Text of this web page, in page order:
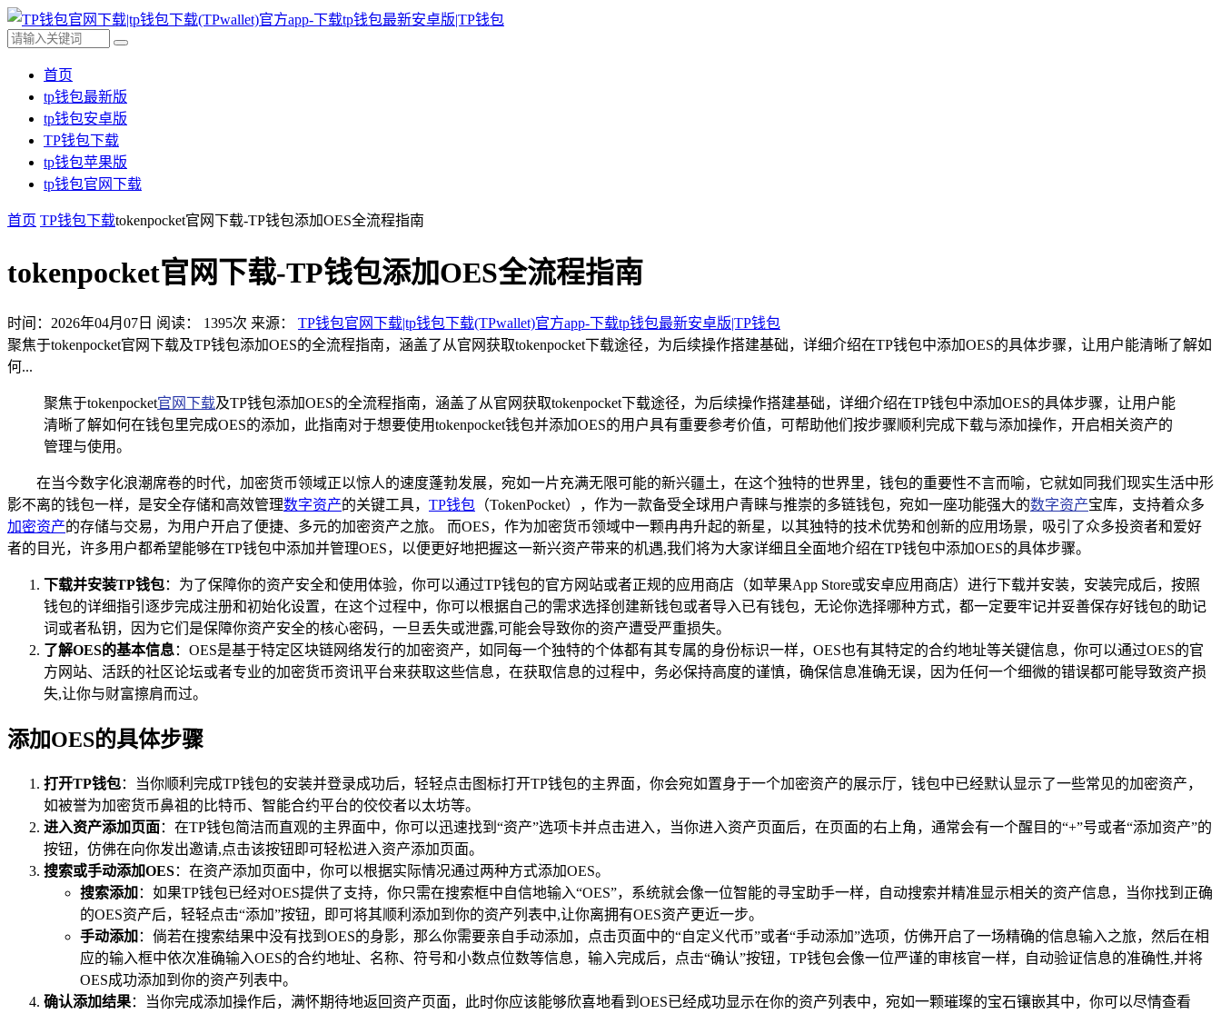
首页
tp钱包最新版
tp钱包安卓版
TP钱包下载
tp钱包苹果版
tp钱包官网下载
首页 TP钱包下载tokenpocket官网下载-TP钱包添加OES全流程指南
tokenpocket官网下载-TP钱包添加OES全流程指南
时间：2026年04月07日 阅读： 1395次 来源： TP钱包官网下载|tp钱包下载(TPwallet)官方app-下载tp钱包最新安卓版|TP钱包
聚焦于tokenpocket官网下载及TP钱包添加OES的全流程指南，涵盖了从官网获取tokenpocket下载途径，为后续操作搭建基础，详细介绍在TP钱包中添加OES的具体步骤，让用户能清晰了解如
何...
聚焦于tokenpocket官网下载及TP钱包添加OES的全流程指南，涵盖了从官网获取tokenpocket下载途径，为后续操作搭建基础，详细介绍在TP钱包中添加OES的具体步骤，让用户能
清晰了解如何在钱包里完成OES的添加，此指南对于想要使用tokenpocket钱包并添加OES的用户具有重要参考价值，可帮助他们按步骤顺利完成下载与添加操作，开启相关资产的
管理与使用。
在当今数字化浪潮席卷的时代，加密货币领域正以惊人的速度蓬勃发展，宛如一片充满无限可能的新兴疆土，在这个独特的世界里，钱包的重要性不言而喻，它就如同我们现实生活中形
影不离的钱包一样，是安全存储和高效管理数字资产的关键工具， TP钱包 （TokenPocket），作为一款备受全球用户青睐与推崇的多链钱包，宛如一座功能强大的数字资产宝库，支持着众多
加密资产的存储与交易，为用户开启了便捷、多元的加密资产之旅。 而OES，作为加密货币领域中一颗冉冉升起的新星，以其独特的技术优势和创新的应用场景，吸引了众多投资者和爱好
者的目光，许多用户都希望能够在TP钱包中添加并管理OES，以便更好地把握这一新兴资产带来的机遇,我们将为大家详细且全面地介绍在TP钱包中添加OES的具体步骤。
下载并安装TP钱包：为了保障你的资产安全和使用体验，你可以通过TP钱包的官方网站或者正规的应用商店（如苹果App Store或安卓应用商店）进行下载并安装，安装完成后，按照
钱包的详细指引逐步完成注册和初始化设置，在这个过程中，你可以根据自己的需求选择创建新钱包或者导入已有钱包，无论你选择哪种方式，都一定要牢记并妥善保存好钱包的助记
词或者私钥，因为它们是保障你资产安全的核心密码，一旦丢失或泄露,可能会导致你的资产遭受严重损失。
了解OES的基本信息：OES是基于特定区块链网络发行的加密资产，如同每一个独特的个体都有其专属的身份标识一样，OES也有其特定的合约地址等关键信息，你可以通过OES的官
方网站、活跃的社区论坛或者专业的加密货币资讯平台来获取这些信息，在获取信息的过程中，务必保持高度的谨慎，确保信息准确无误，因为任何一个细微的错误都可能导致资产损
失,让你与财富擦肩而过。
添加OES的具体步骤
打开TP钱包：当你顺利完成TP钱包的安装并登录成功后，轻轻点击图标打开TP钱包的主界面，你会宛如置身于一个加密资产的展示厅，钱包中已经默认显示了一些常见的加密资产，
如被誉为加密货币鼻祖的比特币、智能合约平台的佼佼者以太坊等。
进入资产添加页面：在TP钱包简洁而直观的主界面中，你可以迅速找到“资产”选项卡并点击进入，当你进入资产页面后，在页面的右上角，通常会有一个醒目的“+”号或者“添加资产”的
按钮，仿佛在向你发出邀请,点击该按钮即可轻松进入资产添加页面。
搜索或手动添加OES：在资产添加页面中，你可以根据实际情况通过两种方式添加OES。
搜索添加 ：如果TP钱包已经对OES提供了支持，你只需在搜索框中自信地输入“OES”，系统就会像一位智能的寻宝助手一样，自动搜索并精准显示相关的资产信息，当你找到正确
的OES资产后，轻轻点击“添加”按钮，即可将其顺利添加到你的资产列表中,让你离拥有OES资产更近一步。
手动添加 ：倘若在搜索结果中没有找到OES的身影，那么你需要亲自手动添加，点击页面中的“自定义代币”或者“手动添加”选项，仿佛开启了一场精确的信息输入之旅，然后在相
应的输入框中依次准确输入OES的合约地址、名称、符号和小数点位数等信息，输入完成后，点击“确认”按钮，TP钱包会像一位严谨的审核官一样，自动验证信息的准确性,并将
OES成功添加到你的资产列表中。
确认添加结果：当你完成添加操作后，满怀期待地返回资产页面，此时你应该能够欣喜地看到OES已经成功显示在你的资产列表中，宛如一颗璀璨的宝石镶嵌其中，你可以尽情查看